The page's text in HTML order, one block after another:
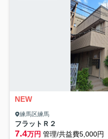
NEW
練馬区練馬
フラットＲ２
7.4万円 管理/共益費5,000円